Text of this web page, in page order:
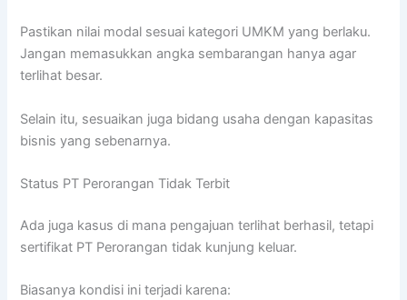
Pastikan nilai modal sesuai kategori UMKM yang berlaku.
Jangan memasukkan angka sembarangan hanya agar
terlihat besar.
Selain itu, sesuaikan juga bidang usaha dengan kapasitas
bisnis yang sebenarnya.
Status PT Perorangan Tidak Terbit
Ada juga kasus di mana pengajuan terlihat berhasil, tetapi
sertifikat PT Perorangan tidak kunjung keluar.
Biasanya kondisi ini terjadi karena: